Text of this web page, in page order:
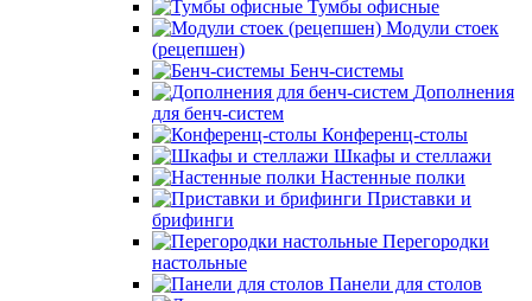
Тумбы офисные
Модули стоек
(рецепшен)
Бенч-системы
Дополнения
для бенч-систем
Конференц-столы
Шкафы и стеллажи
Настенные полки
Приставки и
брифинги
Перегородки
настольные
Панели для столов